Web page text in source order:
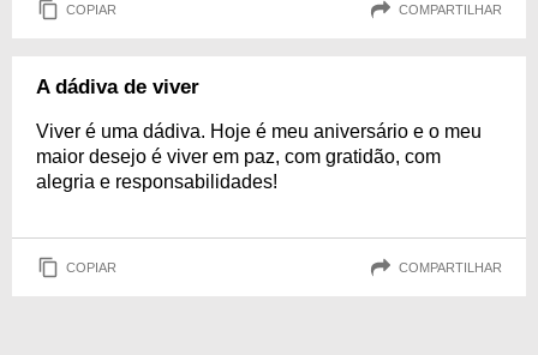
COPIAR COMPARTILHAR
A dádiva de viver
Viver é uma dádiva. Hoje é meu aniversário e o meu
maior desejo é viver em paz, com gratidão, com
alegria e responsabilidades!
COPIAR COMPARTILHAR